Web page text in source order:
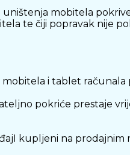
mobitela
te čiji popravak nije
i tablet
pokriće prestaje
kupljeni na